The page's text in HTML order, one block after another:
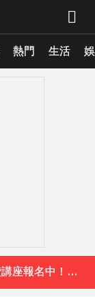
熱門 生活
《理財達人秀》X 安聯投信免費講座報名中！搶先卡位 2027